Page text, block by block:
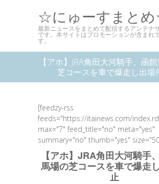
☆にゅーすまと
最新ニュースをまとめて配信するアンテナ
です。本サイトはプロモーションが含まれ
す。
【アホ】JRA角田大河騎手、函
芝コースを車で爆走し出場
[feedzy-rss
feeds="https://itainews.com/
max="7" feed_title="no" meta="yes"
summary="no" thumb="yes"
【アホ】JRA角田大河騎手
馬場の芝コースを車で爆走
止